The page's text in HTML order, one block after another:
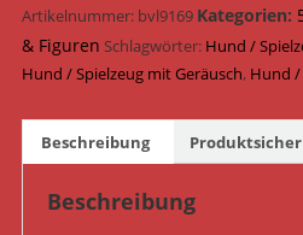
ø
9
cm
/
Pink
Artikelnummer: bvl9169 Kategorien:
& Figuren Schlagwörter: Hund /
Hund / Spielzeug mit Geräusch, Hund
Beschreibung
Beschreibung